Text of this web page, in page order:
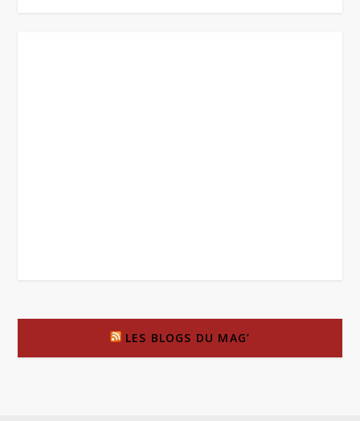
LES BLOGS DU MAG’